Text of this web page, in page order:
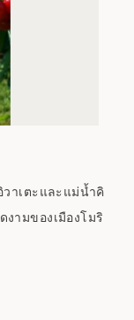
วาเตะและแม่น้ำคิ
ามของเมืองโมริ